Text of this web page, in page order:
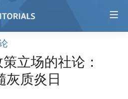
立场的社论：
灰质炎日